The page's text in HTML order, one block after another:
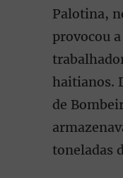
Palotina,
provocou
haitianos.
de
toneladas